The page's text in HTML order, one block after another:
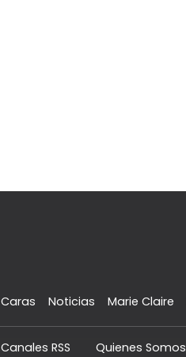
Caras Noticias Marie Claire
Canales RSS Quienes Somos